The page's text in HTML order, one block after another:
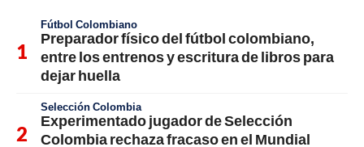
Fútbol Colombiano
Preparador físico del fútbol colombiano,
entre los entrenos y escritura de libros para
dejar huella
Selección Colombia
Experimentado jugador de Selección
Colombia rechaza fracaso en el Mundial